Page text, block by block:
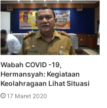
Wabah COVID -19,
Hermansyah: Kegiataan
Keolahragaan Lihat Situasi
17 Maret 2020